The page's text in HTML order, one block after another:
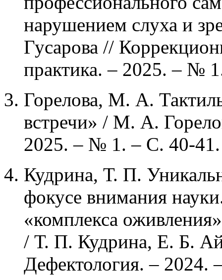
нарушением слуха и
Гусарова //
практика. – 2025. – №
Горелова, М. А.
встречи» / М. А.
2025. – № 1. – С. 40-41.
Кудрина, Т. П.
фокусе внимания
«комплекса
/ Т. П. Кудрина, Е. Б.
Дефектология. –